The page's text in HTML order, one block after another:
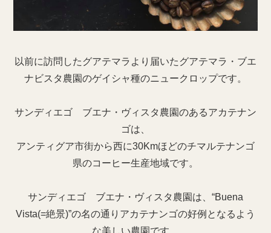
以前に訪問したグアテマラより届いたグアテマラ・ブエ
ナビスタ農園のゲイシャ種のニュークロップです。
サンディエゴ ブエナ・ヴィスタ農園のあるアカテナン
ゴは、
アンティグア市街から西に30Kmほどのチマルテナンゴ
県のコーヒー生産地域です。
サンディエゴ ブエナ・ヴィスタ農園は、“Buena
Vista(=絶景)”の名の通りアカテナンゴの好例となるよう
な美しい農園です。